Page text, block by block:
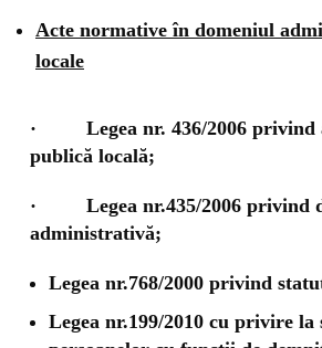
Acte normative în domeniul
locale
· Legea nr. 436/2006 privind
publică locală;
· Legea nr.435/2006 privind
administrativă;
Legea nr.768/2000 privind
Legea nr.199/2010 cu privire la